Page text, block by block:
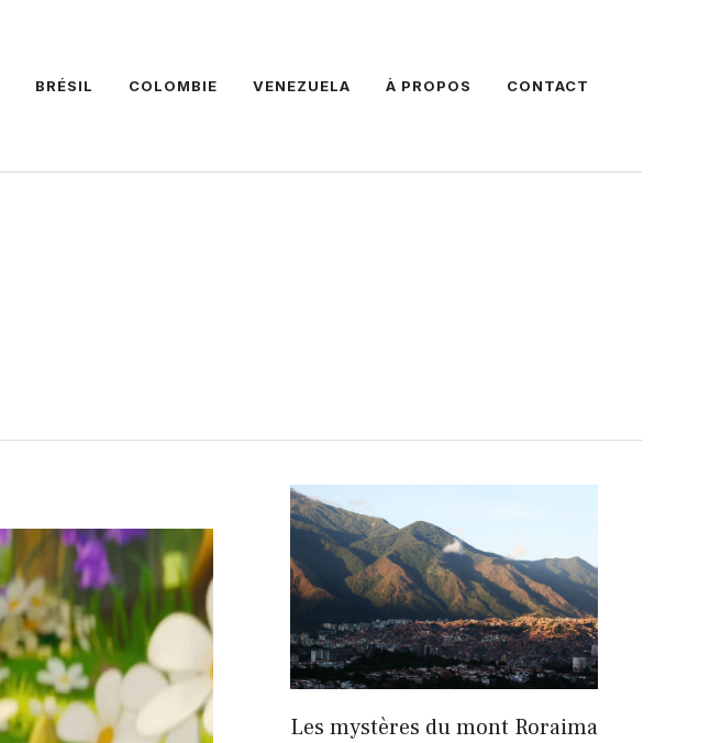
BRÉSIL COLOMBIE VENEZUELA À PROPOS CONTACT
Les mystères du mont Roraima